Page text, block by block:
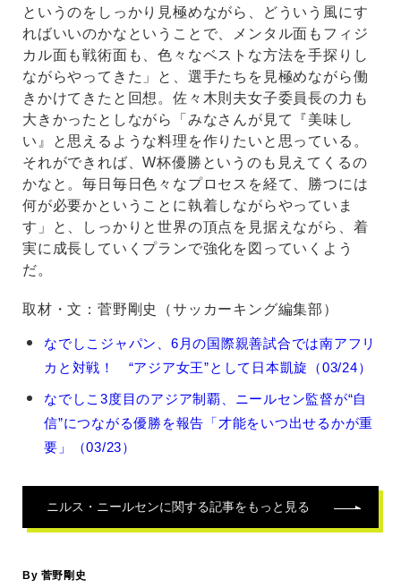
というのをしっかり見極めながら、どういう風にす
ればいいのかなということで、メンタル面もフィジ
カル面も戦術面も、色々なベストな方法を手探りし
ながらやってきた」と、選手たちを見極めながら働
きかけてきたと回想。佐々木則夫女子委員長の力も
大きかったとしながら「みなさんが見て『美味し
い』と思えるような料理を作りたいと思っている。
それができれば、W杯優勝というのも見えてくるの
かなと。毎日毎日色々なプロセスを経て、勝つには
何が必要かということに執着しながらやっていま
す」と、しっかりと世界の頂点を見据えながら、着
実に成長していくプランで強化を図っていくよう
だ。
取材・文：菅野剛史（サッカーキング編集部）
ニ
ス・
ニ
の
記
なでしこジャパン、6月の国際親善試合では南アフリ
カと対戦！ “アジア女王”として日本凱旋（03/24）
なでしこ3度目のアジア制覇、ニールセン監督が“自
信”につながる優勝を報告「才能をいつ出せるかが重
要」（03/23）
ニルス・ニールセンに関する記事をもっと見る
By 菅野剛史